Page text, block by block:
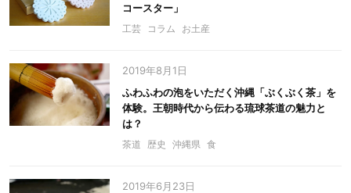
コースター」
工芸 コラム お土産
2019年8月1日
ふわふわの泡をいただく沖縄「ぶくぶく茶」を
体験。王朝時代から伝わる琉球茶道の魅力と
は？
茶道 歴史 沖縄県 食
2019年6月23日